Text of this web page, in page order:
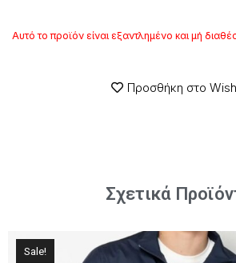
Αυτό το προϊόν είναι εξαντλημένο και μή
Προσθήκη στο
Σχετικά
Sale!